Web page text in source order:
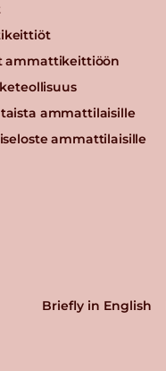
ammattikeittiöön
ammattilaisille
ammattilaisille
Briefly in English